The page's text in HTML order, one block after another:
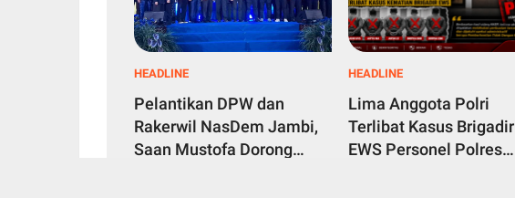
HEADLINE
Pelantikan DPW dan
Rakerwil NasDem Jambi,
Saan Mustofa Dorong
HEADLINE
Lima Anggota Polri
Terlibat Kasus Brigadir
EWS Personel Polres